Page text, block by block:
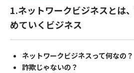
1.ネットワークビジネスとは
めていくビジネス
ネットワークビジネスって何なの？
詐欺じゃないの？